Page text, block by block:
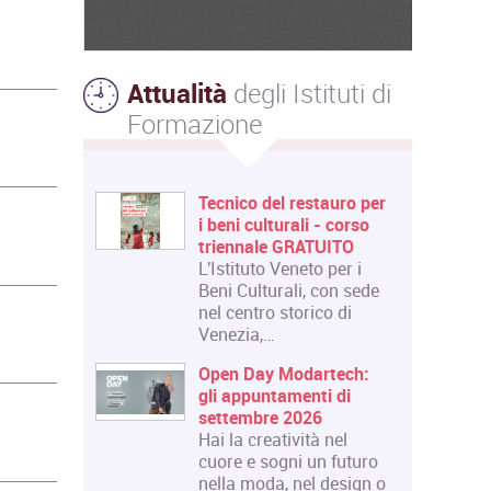
Attualità degli Istituti di
Formazione
Tecnico del restauro per
i beni culturali - corso
triennale GRATUITO
L'Istituto Veneto per i
Beni Culturali, con sede
nel centro storico di
Venezia,…
Open Day Modartech:
gli appuntamenti di
settembre 2026
Hai la creatività nel
cuore e sogni un futuro
nella moda, nel design o